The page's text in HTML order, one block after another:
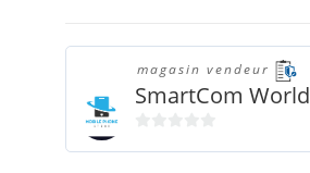
magasin vendeur
SmartCom World